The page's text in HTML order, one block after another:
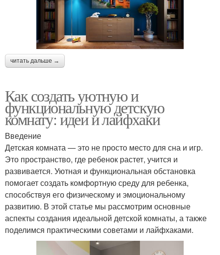
читать дальше →
Как создать уютную и
функциональную детскую
комнату: идеи и лайфхаки
Введение
Детская комната — это не просто место для сна и игр.
Это пространство, где ребенок растет, учится и
развивается. Уютная и функциональная обстановка
помогает создать комфортную среду для ребенка,
способствуя его физическому и эмоциональному
развитию. В этой статье мы рассмотрим основные
аспекты создания идеальной детской комнаты, а также
поделимся практическими советами и лайфхаками.